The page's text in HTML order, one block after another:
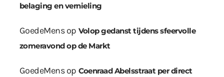
belaging en vernieling
GoedeMensop Volop gedanst tijdens sfeervolle
zomeravond op de Markt
GoedeMensop Coenraad Abelsstraat per direct